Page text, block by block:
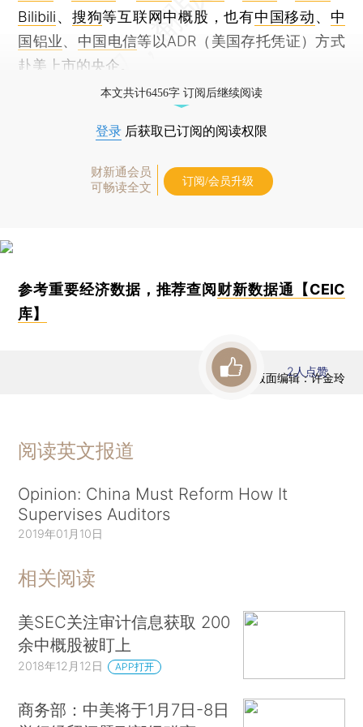
Bilibili、 搜狗等互联网中概股，也有中国移动、 中
国铝业、 中国电信等以ADR（美国存托凭证）方式
赴美上市的央企。
本文共计6456字 订阅后继续阅读
登录 后获取已订阅的阅读权限
财新通会员
可畅读全文
订阅/会员升级
参考重要经济数据，推荐查阅 财新数据通【CEIC
库】
版面编辑：许金玲
2人点赞
阅读英文报道
Opinion: China Must Reform How It
Supervises Auditors
2019年01月10日
相关阅读
美SEC关注审计信息获取 200
余中概股被盯上
2018年12月12日 APP打开
商务部：中美将于1月7日-8日